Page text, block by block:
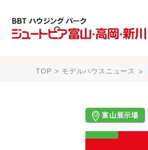
TOP モデルハウスニュース
富山展示場